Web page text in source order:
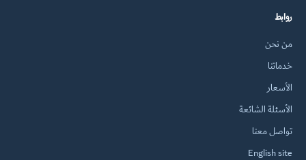
روابط
من نحن
خدماتنا
الأسعار
الأسئلة الشائعة
تواصل معنا
English site